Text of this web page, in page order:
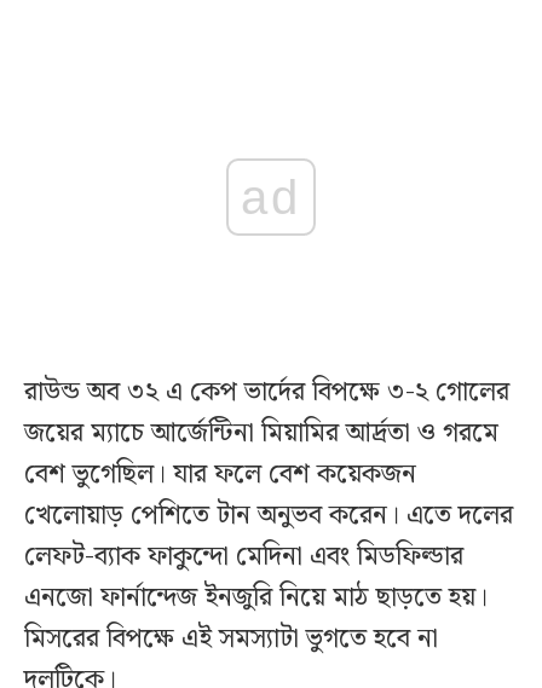
ad
রাউন্ড অব ৩২ এ কেপ ভার্দের বিপক্ষে ৩-২ গোলের
জয়ের ম্যাচে আর্জেন্টিনা মিয়ামির আর্দ্রতা ও গরমে
বেশ ভুগেছিল। যার ফলে বেশ কয়েকজন
খেলোয়াড় পেশিতে টান অনুভব করেন। এতে দলের
লেফট-ব্যাক ফাকুন্দো মেদিনা এবং মিডফিল্ডার
এনজো ফার্নান্দেজ ইনজুরি নিয়ে মাঠ ছাড়তে হয়।
মিসরের বিপক্ষে এই সমস্যাটা ভুগতে হবে না